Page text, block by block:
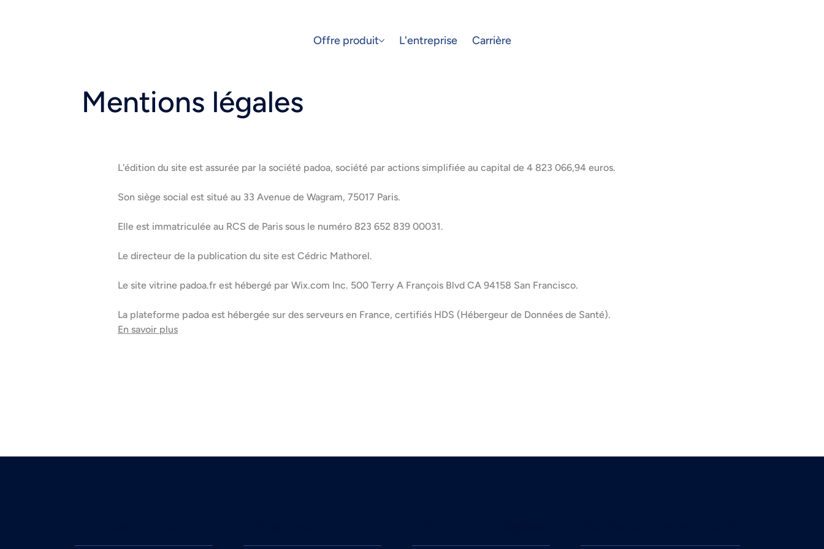
Offre produit L'entreprise Carrière
Mentions légales
L'édition du site est assurée par la société padoa, société par actions simplifiée au capital de 4 823 066,94 euros.
Son siège social est situé au 33 Avenue de Wagram, 75017 Paris.
Elle est immatriculée au RCS de Paris sous le numéro 823 652 839 00031.
Le directeur de la publication du site est Cédric Mathorel.
Le site vitrine padoa.fr est hébergé par Wix.com Inc. 500 Terry A François Blvd CA 94158 San Francisco.
La plateforme padoa est hébergée sur des serveurs en France, certifiés HDS (Hébergeur de Données de Santé).
En savoir plus